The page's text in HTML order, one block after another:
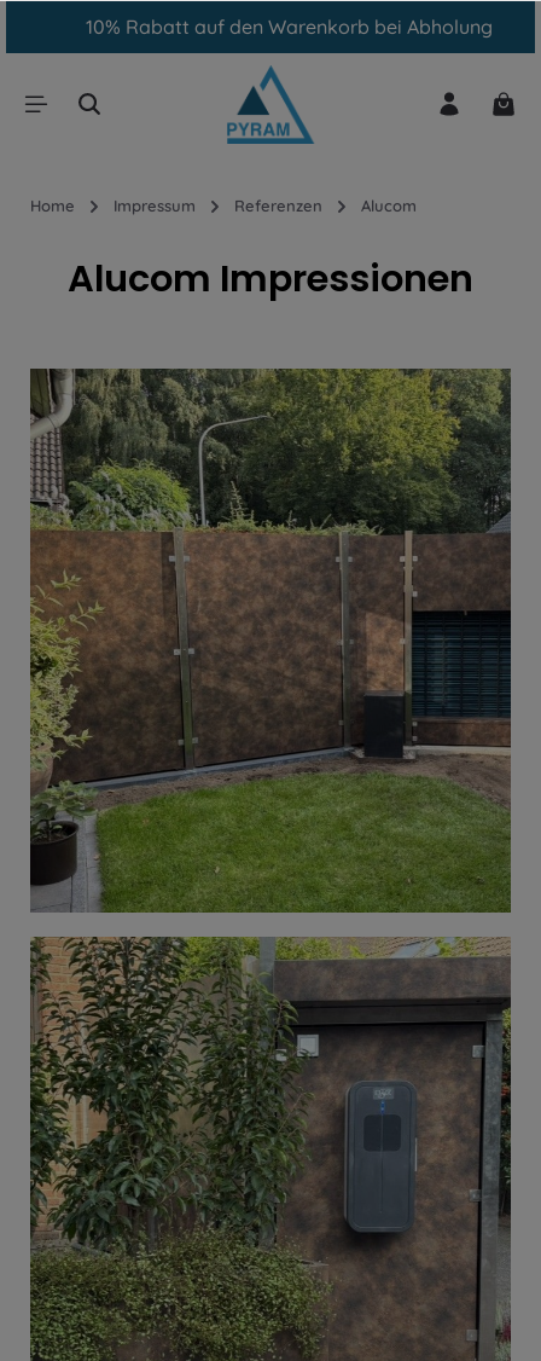
springen
10% Rabatt auf den Warenkorb bei Abholung
Home Impressum Referenzen Alucom
Alucom Impressionen